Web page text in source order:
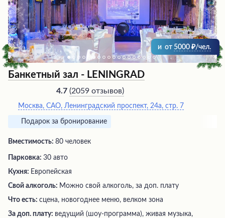
просьбе.
и от 5000 /чел.
Банкетный зал - LENINGRAD
4.7 (2059 отзывов)
Москва, САО, Ленинградский проспект, 24а, стр. 7
Подарок за бронирование
Вместимость: 80 человек
Парковка: 30 авто
Кухня: Европейская
Свой алкоголь: Можно свой алкоголь, за доп. плату
Что есть: сцена, новогоднее меню, велком зона
За доп. плату: ведущий (шоу-программа), живая музыка,